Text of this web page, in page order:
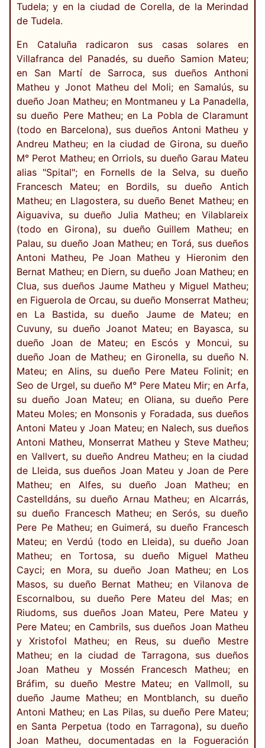
Tudela; y en la ciudad de Corella, de la Merindad
de Tudela.
En Cataluña radicaron sus casas solares en
Villafranca del Panadés, su dueño Samion Mateu;
en San Martí de Sarroca, sus dueños Anthoni
Matheu y Jonot Matheu del Moli; en Samalús, su
dueño Joan Matheu; en Montmaneu y La Panadella,
su dueño Pere Matheu; en La Pobla de Claramunt
(todo en Barcelona), sus dueños Antoni Matheu y
Andreu Matheu; en la ciudad de Girona, su dueño
M° Perot Matheu; en Orriols, su dueño Garau Mateu
alias "Spital"; en Fornells de la Selva, su dueño
Francesch Mateu; en Bordils, su dueño Antich
Matheu; en Llagostera, su dueño Benet Matheu; en
Aiguaviva, su dueño Julia Matheu; en Vilablareix
(todo en Girona), su dueño Guillem Matheu; en
Palau, su dueño Joan Matheu; en Torá, sus dueños
Antoni Matheu, Pe Joan Matheu y Hieronim den
Bernat Matheu; en Diern, su dueño Joan Matheu; en
Clua, sus dueños Jaume Matheu y Miguel Matheu;
en Figuerola de Orcau, su dueño Monserrat Matheu;
en La Bastida, su dueño Jaume de Mateu; en
Cuvuny, su dueño Joanot Mateu; en Bayasca, su
dueño Joan de Mateu; en Escós y Moncui, su
dueño Joan de Matheu; en Gironella, su dueño N.
Mateu; en Alins, su dueño Pere Mateu Folinit; en
Seo de Urgel, su dueño M° Pere Mateu Mir; en Arfa,
su dueño Joan Mateu; en Oliana, su dueño Pere
Mateu Moles; en Monsonis y Foradada, sus dueños
Antoni Mateu y Joan Mateu; en Nalech, sus dueños
Antoni Matheu, Monserrat Matheu y Steve Matheu;
en Vallvert, su dueño Andreu Matheu; en la ciudad
de Lleida, sus dueños Joan Mateu y Joan de Pere
Matheu; en Alfes, su dueño Joan Matheu; en
Castelldáns, su dueño Arnau Matheu; en Alcarrás,
su dueño Francesch Matheu; en Serós, su dueño
Pere Pe Matheu; en Guimerá, su dueño Francesch
Mateu; en Verdú (todo en Lleida), su dueño Joan
Matheu; en Tortosa, su dueño Miguel Matheu
Cayci; en Mora, su dueño Joan Matheu; en Los
Masos, su dueño Bernat Matheu; en Vilanova de
Escornalbou, su dueño Pere Mateu del Mas; en
Riudoms, sus dueños Joan Mateu, Pere Mateu y
Pere Mateu; en Cambrils, sus dueños Joan Matheu
y Xristofol Matheu; en Reus, su dueño Mestre
Matheu; en la ciudad de Tarragona, sus dueños
Joan Matheu y Mossén Francesch Matheu; en
Bráfim, su dueño Mestre Mateu; en Vallmoll, su
dueño Jaume Matheu; en Montblanch, su dueño
Antoni Matheu; en Las Pilas, su dueño Pere Mateu;
en Santa Perpetua (todo en Tarragona), su dueño
Joan Matheu, documentadas en la Fogueración